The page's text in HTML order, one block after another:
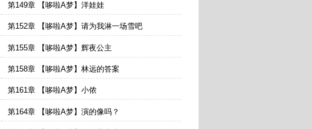
第149章 【哆啦A梦】洋娃娃
第152章 【哆啦A梦】请为我淋一场雪吧
第155章 【哆啦A梦】辉夜公主
第158章 【哆啦A梦】林远的答案
第161章 【哆啦A梦】小侬
第164章 【哆啦A梦】演的像吗？